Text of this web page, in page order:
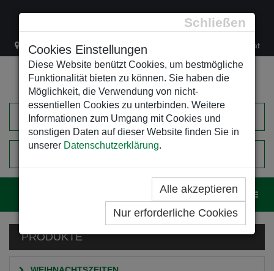
Schließen
Cookies Einstellungen
Diese Website benützt Cookies, um bestmögliche
Funktionalität bieten zu können. Sie haben die
Möglichkeit, die Verwendung von nicht-
essentiellen Cookies zu unterbinden. Weitere
Informationen zum Umgang mit Cookies und
sonstigen Daten auf dieser Website finden Sie in
unserer Datenschutzerklärung.
Alle akzeptieren
Nur erforderliche Cookies
Lacknergasse 78 +43/1/470 37 00 office@leso.at
EINKAUFSWAGEN
PRODUKTE